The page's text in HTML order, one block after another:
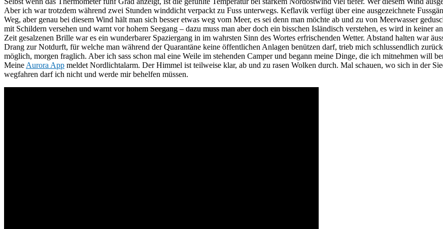
Aber ich war trotzdem während zwei Stunden winddicht verpackt zu Fuss unterwegs. Keflavik verfügt über eine ausgezeichnete
Weg, aber genau bei diesem Wind hält man sich besser etwas weg vom Meer, es sei denn man möchte ab und zu von Meerwasser
mit Schildern versehen und warnt vor hohem Seegang – dazu muss man aber doch ein bisschen Isländisch verstehen, es wird in keiner
Zeit gesalzenen Brille war es ein wunderbarer Spaziergang in im wahrsten Sinn des Wortes erfrischenden Wetter. Abstand halten war
Drang zur Notdurft, für welche man während der Quarantäne keine öffentlichen Anlagen benützen darf, trieb mich schlussendlich
möglich, morgen fraglich. Aber ich sass schon mal eine Weile im stehenden Camper und begann meine Dinge, die ich mitnehmen will
Meine Aurora App meldet Nordlichtalarm. Der Himmel ist teilweise klar, ab und zu rasen Wolken durch. Mal schauen, wo sich in der
wegfahren darf ich nicht und werde mir behelfen müssen.